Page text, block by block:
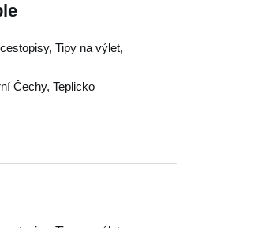
Tipy na výlet,
Čechy, Teplicko